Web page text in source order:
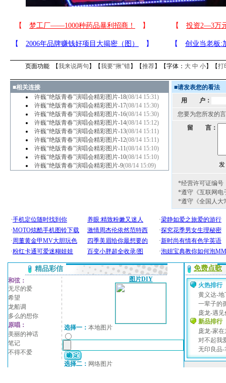
页面功能 【我来说两句 】【我要“揪”错】【推荐】【字体： 大 中 小】【打
■相关连接
许巍“绝版青春”演唱会精彩图片-18(08/14 15:31)
许巍“绝版青春”演唱会精彩图片-17(08/14 15:30)
许巍“绝版青春”演唱会精彩图片-16(08/14 15:30)
许巍“绝版青春”演唱会精彩图片-14(08/14 15:12)
许巍“绝版青春”演唱会精彩图片-13(08/14 15:11)
许巍“绝版青春”演唱会精彩图片-12(08/14 15:11)
许巍“绝版青春”演唱会精彩图片-11(08/14 15:10)
许巍“绝版青春”演唱会精彩图片-10(08/14 15:10)
许巍“绝版青春”演唱会精彩图片-9(08/14 15:09)
■请发表您的看法
用 户：
您要为您所发的
留 言：
*经营许可证编号
*遵守《互联网电
*遵守《全国人大